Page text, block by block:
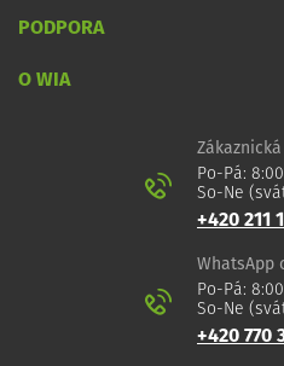
PODPORA
O WIA
Po-Pá:
So-Ne
+420 211
WhatsApp
Po-Pá:
So-Ne
+420 770